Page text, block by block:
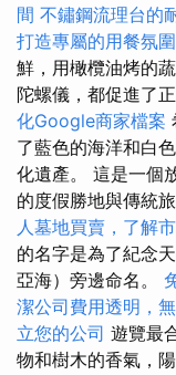
間 不鏽鋼流理台的
打造專屬的用餐氛圍
鮮，用橄欖油烤的
陀螺儀，都促進了
化Google商家檔案
了藍色的海洋和白
化遺產。 這是一個
的度假勝地與傳統
人墓地買賣，了解
的名字是為了紀念
亞海）旁邊命名。
潔公司費用透明，
立您的公司 遊覽最
物和樹木的香氣，